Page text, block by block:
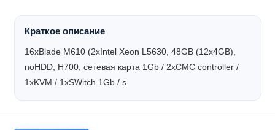
Краткое описание
16xBlade M610 (2xIntel Xeon L5630, 48GB (12x4GB),
noHDD, H700, сетевая карта 1Gb / 2xCMC controller /
1xKVM / 1xSWitch 1Gb / s